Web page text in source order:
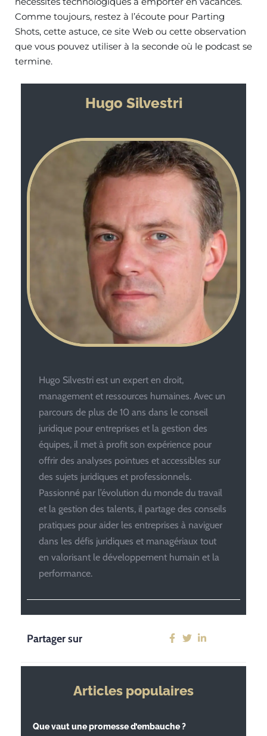
Comme toujours, restez à l’écoute pour Parting
Shots, cette astuce, ce site Web ou cette observation
que vous pouvez utiliser à la seconde où le podcast se
termine.
Hugo Silvestri
Hugo Silvestri est un expert en droit,
management et ressources humaines. Avec un
parcours de plus de 10 ans dans le conseil
juridique pour entreprises et la gestion des
équipes, il met à profit son expérience pour
offrir des analyses pointues et accessibles sur
des sujets juridiques et professionnels.
Passionné par l’évolution du monde du travail
et la gestion des talents, il partage des conseils
pratiques pour aider les entreprises à naviguer
dans les défis juridiques et managériaux tout
en valorisant le développement humain et la
performance.
Partager sur
Articles populaires
Que vaut une promesse d’embauche ?